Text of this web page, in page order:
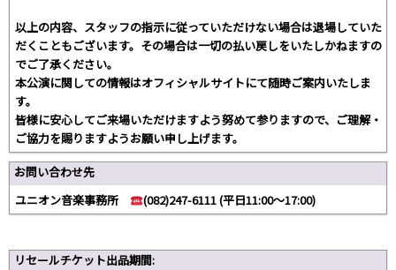
以上の内容、スタッフの指示に従っていただけない場合は退場していた
だくこともございます。その場合は一切の払い戻しをいたしかねますの
でご了承ください。
本公演に関しての情報はオフィシャルサイトにて随時ご案内いたしま
す。
皆様に安心してご来場いただけますよう努めて参りますので、ご理解・
ご協力を賜りますようお願い申し上げます。
お問い合わせ先
ユニオン音楽事務所
(082)247-6111 (平日11:00〜17:00)
リセールチケット出品期間: